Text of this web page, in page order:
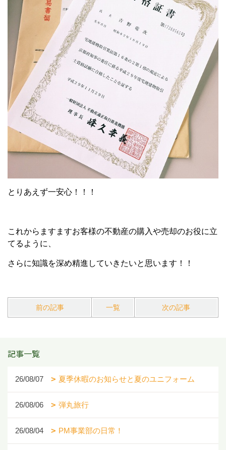
とりあえず一安心！！！
これからますますお客様の不動産の購入や売却のお役に立
てるように、
さらに知識を深め精進していきたいと思います！！
前の記事 一覧 次の記事
記事一覧
26/08/07 夏季休暇のお知らせと夏のユニフォーム
26/08/06 弾丸旅行
26/08/04 PM事業部の日常！